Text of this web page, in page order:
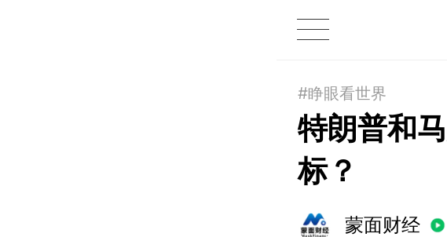
#睁眼看世界
特朗普和
标？
蒙面财经